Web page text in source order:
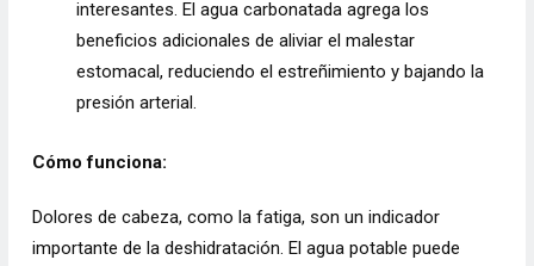
interesantes. El agua carbonatada agrega los
beneficios adicionales de aliviar el malestar
estomacal, reduciendo el estreñimiento y bajando la
presión arterial.
Cómo funciona:
Dolores de cabeza, como la fatiga, son un indicador
importante de la deshidratación. El agua potable puede